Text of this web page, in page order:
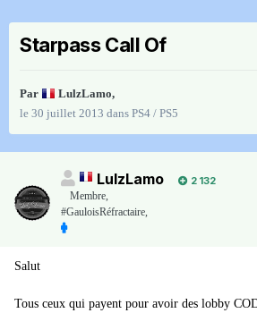
Starpass Call Of
Par LulzLamo,
le 30 juillet 2013 dans PS4 / PS5
LulzLamo
2 132
Membre,
#GauloisRéfractaire,
Salut
Tous ceux qui payent pour avoir des lobby